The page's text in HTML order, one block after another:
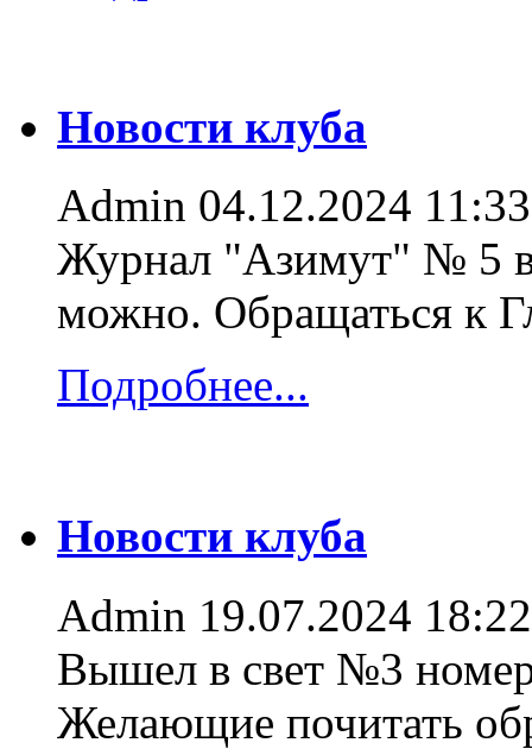
Новости клуба
Admin 04.12.2024 11:33
Журнал "Азимут" № 5
можно. Обращаться к
Подробнее...
Новости клуба
Admin 19.07.2024 18:22
Вышел в свет №3
Желающие почитать